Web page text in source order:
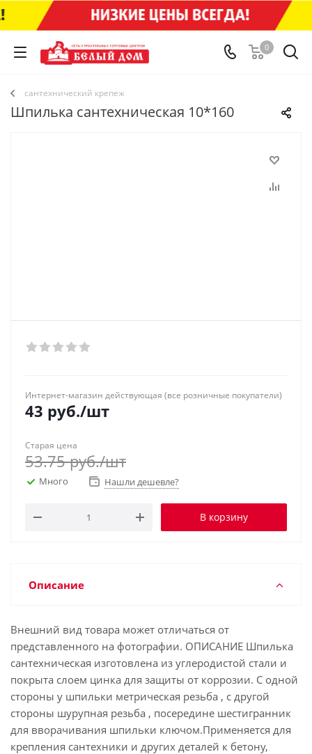
0
сантехнический крепеж
Шпилька сантехническая 10*160
Интернет-магазин действующая (все розничные покупатели)
43 руб./шт
Старая цена
53.75руб./шт
Много Нашли дешевле?
В корзину
Описание
Внешний вид товара может отличаться от
представленного на фотографии. ОПИСАНИЕ Шпилька
сантехническая изготовлена из углеродистой стали и
покрыта слоем цинка для защиты от коррозии. С одной
стороны у шпильки метрическая резьба , с другой
стороны шурупная резьба , посередине шестигранник
для вворачивания шпильки ключом.Применяется для
крепления сантехники и других деталей к бетону,